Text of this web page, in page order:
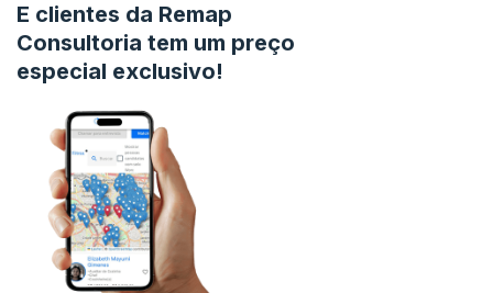
E clientes da Remap
Consultoria tem um preço
especial exclusivo!